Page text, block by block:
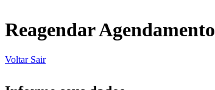
Reagendar Agendamento
Voltar Sair